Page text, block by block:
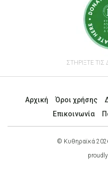
ΣΤΗΡΙΞΤΕ ΤΙΣ
Αρχική Όροι χρήσης
Επικοινωνία
© Κυθηραϊκά